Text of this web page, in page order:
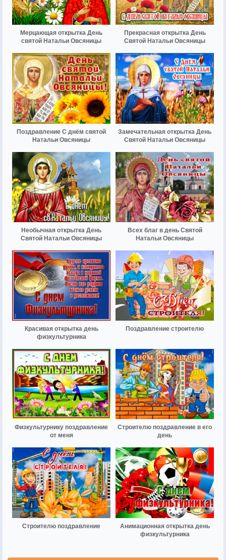
Мерцающая открытка День
святой Натальи Овсяницы
Прекрасная открытка День
Святой Натальи Овсяницы
Поздравление С днём святой
Натальи Овсяницы
Замечательная открытка День
Святой Натальи Овсяницы
Необычная открытка День
Святой Натальи Овсяницы
Всех благ в день Святой
Натальи Овсяницы
Красивая открытка день
физкультурника
Поздравление строителю
Физкультурнику поздравление
от меня
Строителю поздравление в его
день
Строителю поздравление
Анимационная открытка день
физкультурника